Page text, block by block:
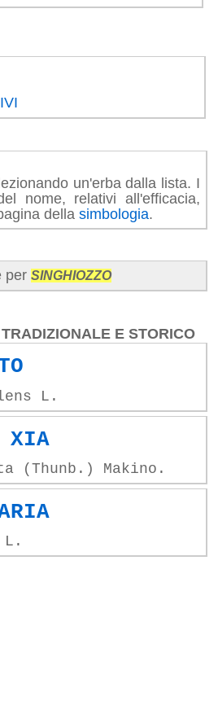
un'erba dalla lista. I
nome, relativi all'efficacia,
dellasimbologia.
perSINGHIOZZO
E STORICO
L.
XIA
(Thunb.) Makino.
L.